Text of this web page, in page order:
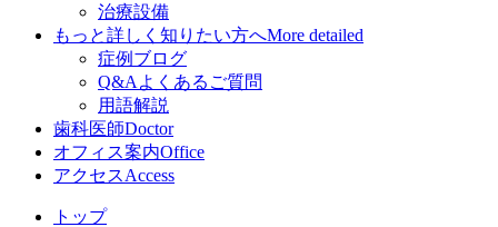
治療設備
もっと詳しく知りたい方へMore detailed
症例ブログ
Q&Aよくあるご質問
用語解説
歯科医師Doctor
オフィス案内Office
アクセスAccess
トップ